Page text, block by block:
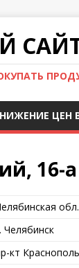
ЦЕН
16-а
обл.
Челябинск
кт